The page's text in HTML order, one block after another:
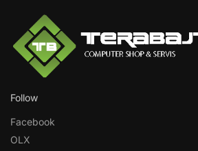
Follow
Facebook
OLX